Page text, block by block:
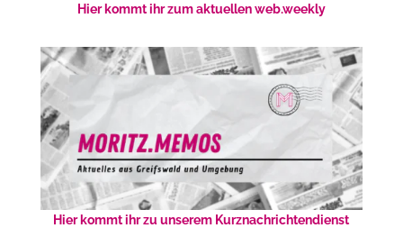
Hier kommt ihr zum aktuellen web.weekly
Hier kommt ihr zu unserem Kurznachrichtendienst